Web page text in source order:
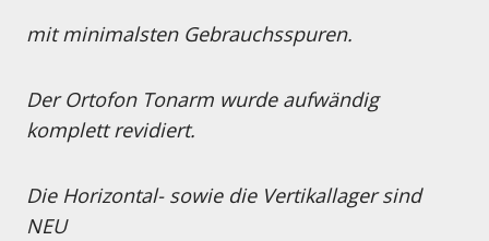
mit minimalsten Gebrauchsspuren.
Der Ortofon Tonarm wurde aufwändig
komplett revidiert.
Die Horizontal- sowie die Vertikallager sind
NEU